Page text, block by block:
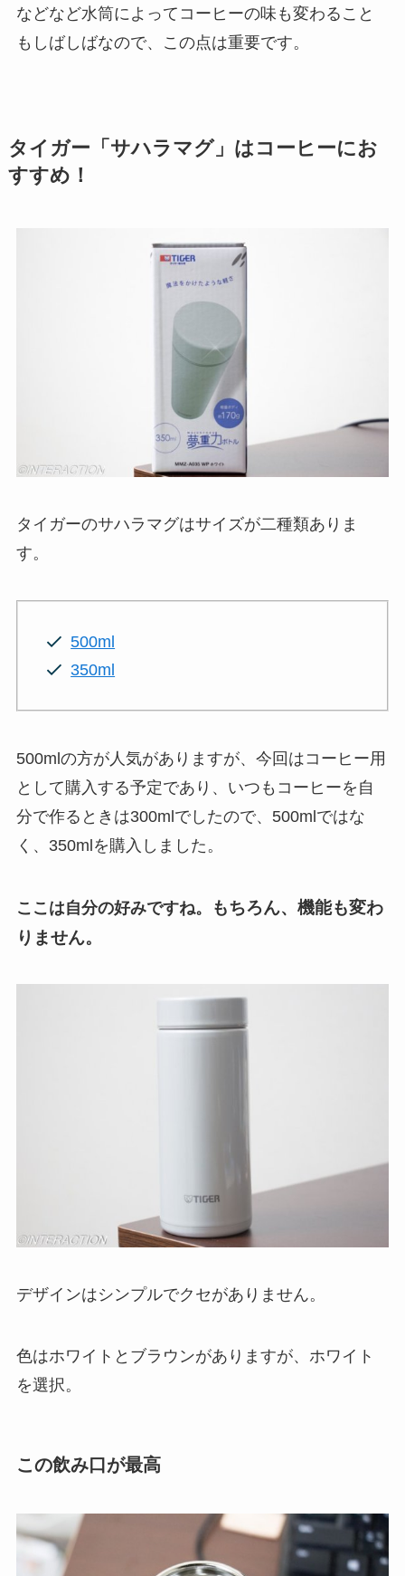
などなど水筒によってコーヒーの味も変わること
もしばしばなので、この点は重要です。
タイガー「サハラマグ」はコーヒーにお
すすめ！
タイガーのサハラマグはサイズが二種類ありま
す。
500ml
350ml
500mlの方が人気がありますが、今回はコーヒー用
として購入する予定であり、いつもコーヒーを自
分で作るときは300mlでしたので、500mlではな
く、350mlを購入しました。
ここは自分の好みですね。
もちろん、機能も変わ
りません。
デザインはシンプルでクセがありません。
色はホワイトとブラウンがありますが、ホワイト
を選択。
この飲み口が最高